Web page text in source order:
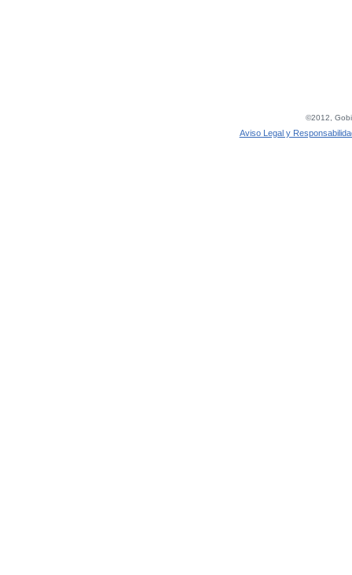
©2012,
Aviso Legal y